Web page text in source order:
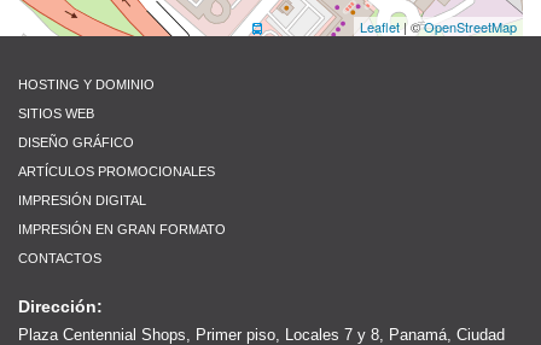
Leaflet| ©OpenStreetMap
HOSTING Y DOMINIO
SITIOS WEB
DISEÑO GRÁFICO
ARTÍCULOS PROMOCIONALES
IMPRESIÓN DIGITAL
IMPRESIÓN EN GRAN FORMATO
CONTACTOS
Dirección:
Plaza Centennial Shops, Primer piso, Locales 7 y 8, Panamá, Ciudad